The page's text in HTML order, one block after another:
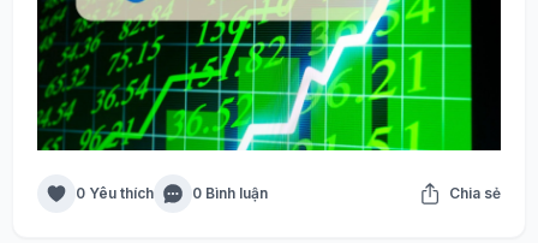
0 Yêu thích 0 Bình luận Chia sẻ